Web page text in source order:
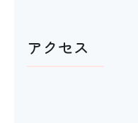
アクセス